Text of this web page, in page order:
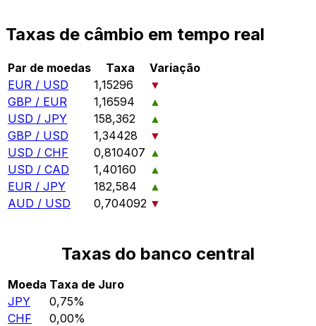
Taxas de câmbio em tempo real
Par de moedas Taxa
Variação
EUR / USD
1,15296
▼
GBP / EUR
1,16594
▲
USD / JPY
158,362
▲
GBP / USD
1,34428
▼
USD / CHF
0,810407 ▲
USD / CAD
1,40160
▲
EUR / JPY
182,584
▲
AUD / USD
0,704092 ▼
Taxas do banco central
Moeda Taxa de Juro
JPY
0,75%
CHF
0,00%